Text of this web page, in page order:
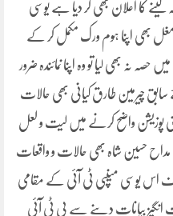
کا اعلان بھی کر دیا ہے یوسی
مغل بھی اپنا ہوم ورک مکمل کر کے
نہ بھی لیا تو وہ اپنا نمائندہ ضرور
چیرمین طارق کیانی بھی حالات
پوزیشن واضح کرنے میں لیت و لعل
حسین شاہ بھی حالات و واقعات
اس یوسی میںپی ٹی آئی کے مقامی
بیانات دینے سے پی ٹی آئی